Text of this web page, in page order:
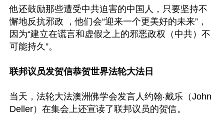
他还鼓励那些遭受中共迫害的中国人，只要坚持不
懈地反抗邪政 ，他们会“迎来一个更美好的未来”，
因为“建立在谎言和虚假之上的邪恶政权（中共）不
可能持久”。
联邦议员发贺信恭贺世界法轮大法日
当天，法轮大法澳洲佛学会发言人约翰‧戴乐（John
Deller）在集会上还宣读了联邦议员的贺信。